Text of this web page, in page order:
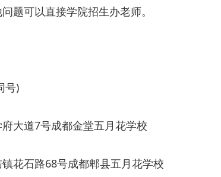
题可以直接学院招生办老师。
号)
大道7号成都金堂五月花学校
花石路68号成都郫县五月花学校